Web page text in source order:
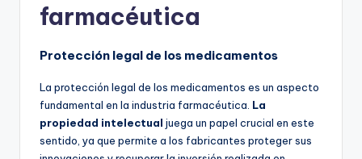
farmacéutica
Protección legal de los medicamentos
La protección legal de los medicamentos es un aspecto
fundamental en la industria farmacéutica. La
propiedad intelectual juega un papel crucial en este
sentido, ya que permite a los fabricantes proteger sus